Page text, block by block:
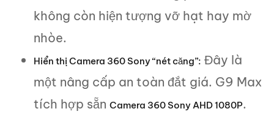
không còn hiện tượng vỡ hạt hay mờ
nhòe.
Hiển thị Camera 360 Sony “nét căng”: Đây là
một nâng cấp an toàn đắt giá. G9 Max
tích hợp sẵn Camera 360 Sony AHD 1080P.